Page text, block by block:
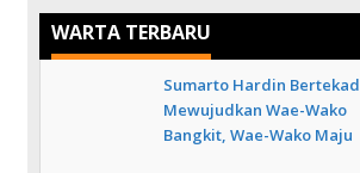
WARTA TERBARU
Sumarto Hardin Bertekad
Mewujudkan Wae-Wako
Bangkit, Wae-Wako Maju